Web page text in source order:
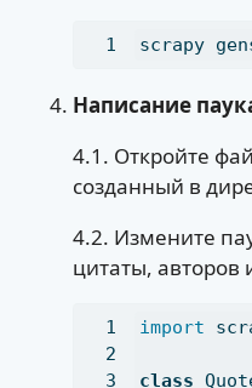
scrapy
Написание
4.1. Откройте
созданный в
4.2. Измените
цитаты, авторов
import
class